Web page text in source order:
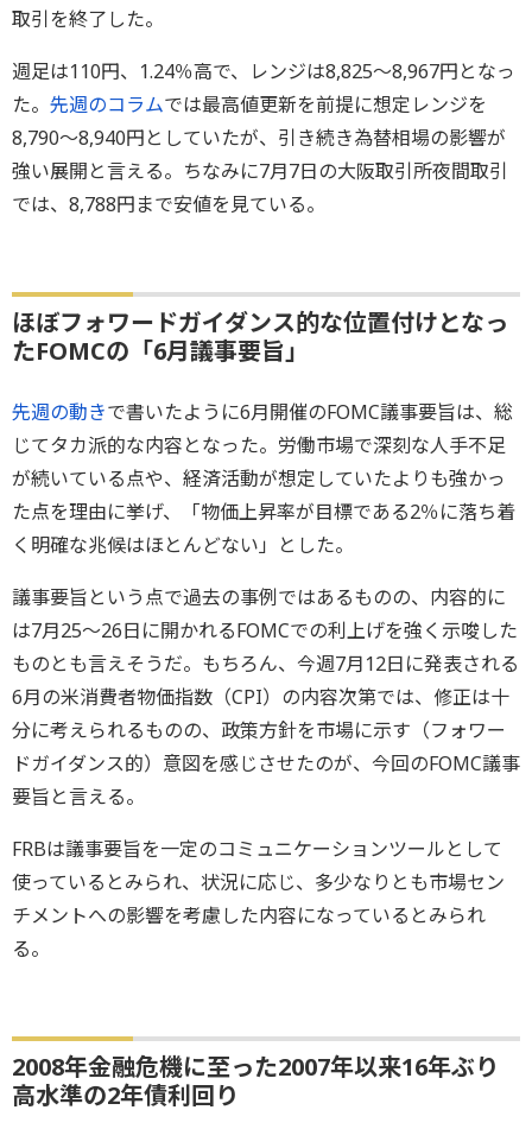
取引を終了した。
週足は110円、1.24％高で、レンジは8,825～8,967円となっ
た。 先週のコラムでは最高値更新を前提に想定レンジを
8,790～8,940円としていたが、引き続き為替相場の影響が
強い展開と言える。ちなみに7月7日の大阪取引所夜間取引
では、8,788円まで安値を見ている。
ほぼフォワードガイダンス的な位置付けとなっ
たFOMCの「6月議事要旨」
先週の動きで書いたように6月開催のFOMC議事要旨は、総
じてタカ派的な内容となった。労働市場で深刻な人手不足
が続いている点や、経済活動が想定していたよりも強かっ
た点を理由に挙げ、「物価上昇率が目標である2％に落ち着
く明確な兆候はほとんどない」とした。
議事要旨という点で過去の事例ではあるものの、内容的に
は7月25～26日に開かれるFOMCでの利上げを強く示唆した
ものとも言えそうだ。もちろん、今週7月12日に発表される
6月の米消費者物価指数（CPI）の内容次第では、修正は十
分に考えられるものの、政策方針を市場に示す（フォワー
ドガイダンス的）意図を感じさせたのが、今回のFOMC議事
要旨と言える。
FRBは議事要旨を一定のコミュニケーションツールとして
使っているとみられ、状況に応じ、多少なりとも市場セン
チメントへの影響を考慮した内容になっているとみられ
る。
2008年金融危機に至った2007年以来16年ぶり
高水準の2年債利回り